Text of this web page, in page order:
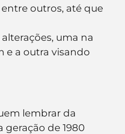
outros, até que
uma na
e a outra visando
lembrar da
de 1980